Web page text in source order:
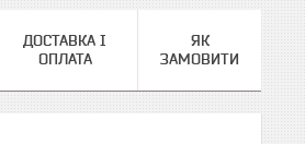
ДОСТАВКА І
ОПЛАТА
ЯК
ЗАМОВИТИ